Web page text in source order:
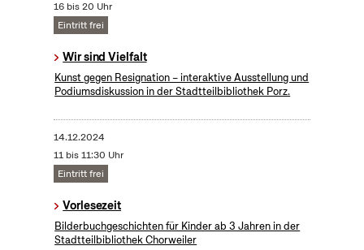
16 bis 20 Uhr
Eintritt frei
Wir sind Vielfalt
Kunst gegen Resignation – interaktive Ausstellung und
Podiumsdiskussion in der Stadtteilbibliothek Porz.
14.12.2024
11 bis 11:30 Uhr
Eintritt frei
Vorlesezeit
Bilderbuchgeschichten für Kinder ab 3 Jahren in der
Stadtteilbibliothek Chorweiler